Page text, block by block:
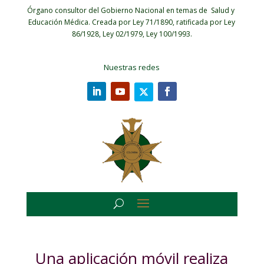
Órgano consultor del Gobierno Nacional en temas de Salud y
Educación Médica. Creada por Ley 71/1890, ratificada por Ley
86/1928, Ley 02/1979, Ley 100/1993.
Nuestras redes
Una aplicación móvil realiza